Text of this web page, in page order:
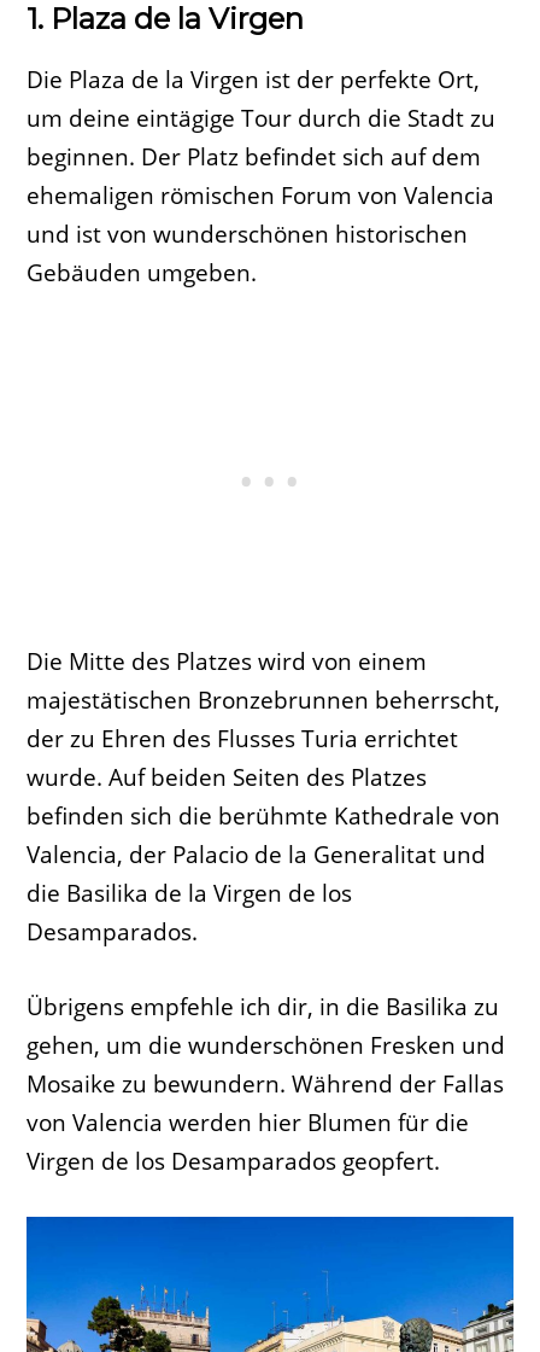
1. Plaza de la Virgen
Die Plaza de la Virgen ist der perfekte Ort,
um deine eintägige Tour durch die Stadt zu
beginnen. Der Platz befindet sich auf dem
ehemaligen römischen Forum von Valencia
und ist von wunderschönen historischen
Gebäuden umgeben.
Die Mitte des Platzes wird von einem
majestätischen Bronzebrunnen beherrscht,
der zu Ehren des Flusses Turia errichtet
wurde. Auf beiden Seiten des Platzes
befinden sich die berühmte Kathedrale von
Valencia, der Palacio de la Generalitat und
die Basilika de la Virgen de los
Desamparados.
Übrigens empfehle ich dir, in die Basilika zu
gehen, um die wunderschönen Fresken und
Mosaike zu bewundern. Während der Fallas
von Valencia werden hier Blumen für die
Virgen de los Desamparados geopfert.